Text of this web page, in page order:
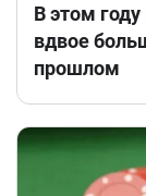
В этом
вдвое
прошлом